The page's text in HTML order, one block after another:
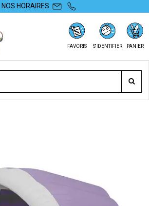
NOS HORAIRES
FAVORIS S'IDENTIFIER PANIER
F-ONE FRIGATE 2025